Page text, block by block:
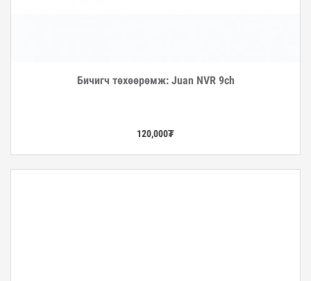
Дэлгэрэнгүй
Бичигч төхөөрөмж: Juan NVR 9ch
120,000₮